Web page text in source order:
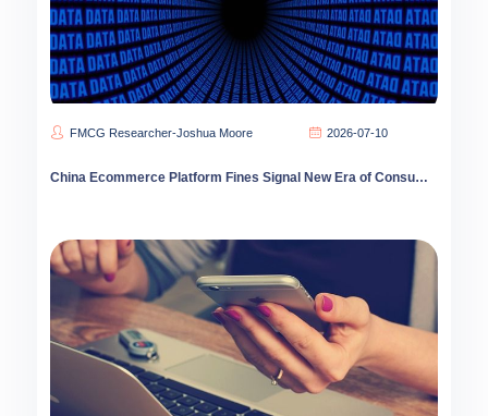
FMCG Researcher-Joshua Moore 2026-07-10
China Ecommerce Platform Fines Signal New Era of Consumer Trust and Brand Protection